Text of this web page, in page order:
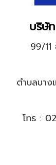
บริษั
99/
ตำบลบา
โทร :